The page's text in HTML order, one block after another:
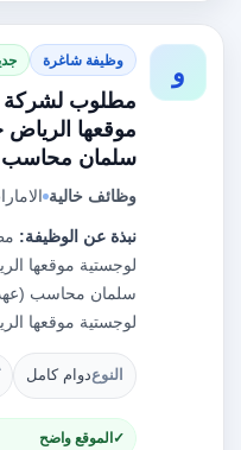
و وظيفة شاغرة
مطلوب لشركة
موقعها
سلمان محاسب
وظائف خالية
نبذة عن الوظيفة:
لوجستية موقعها
سلمان محاسب
لوجستية موقعها
النوعدوام كامل
الموقع واضح